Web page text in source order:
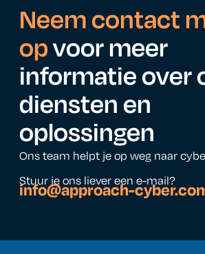
Neem contact
opvoor meer
informatie over
diensten en
oplossingen
Ons team helpt je op weg naar
Stuur je ons liever een e-mail?
info@approach-